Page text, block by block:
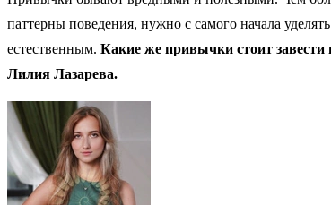
паттерны поведения, нужно с самого начала
естественным. Какие же привычки стоит завести
Лилия Лазарева.